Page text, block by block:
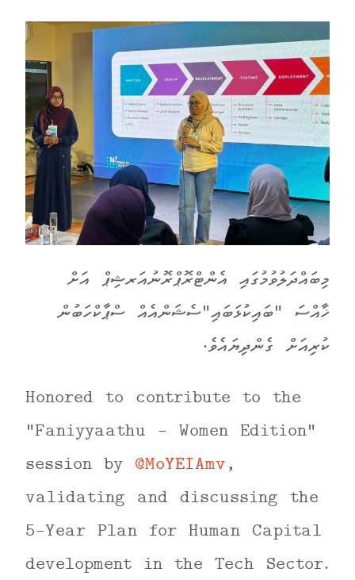
މިބައްދަލުވުމުގައި އެންޓްރޮޕްރޮނުއަރޝިޕް އަށް
ޚާއްސަ "ބައިކުޅަބައި"ސެޝަންއެއް ސްޕާކްހަބުން
ކުރިއަށް ގެންދިޔައެވެ.
Honored to contribute to the
"Faniyyaathu - Women Edition"
session by @MoYEIAmv,
validating and discussing the
5-Year Plan for Human Capital
development in the Tech Sector.